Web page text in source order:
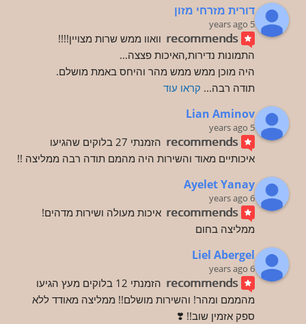
דורית מזרחי מזון
5 years ago
recommends וואוו ממש שרות מצויין!!!!
התמונות נדירות,האיכות פצצה...
היה מוכן ממש ממש מהר והיחס באמת מושלם.
תודה רבה... קראו עוד
Lian Aminov
5 years ago
recommends
איכותיים מאוד והשירות היה מהמם תודה רבה ממליצה !!
Ayelet Yanay
6 years ago
recommends
ממליצה בחום
Liel Abergel
6 years ago
recommends
ספק אזמין שוב!! ❣️